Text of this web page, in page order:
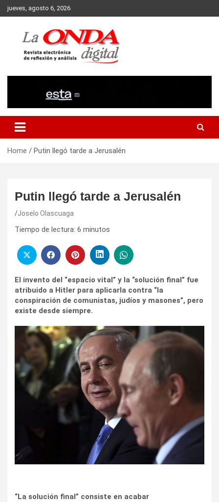
Skip
to
jueves, agosto 6, 2026
Home Putin llegó tarde a Jerusalén
Putin llegó tarde a Jerusalén
Joselo Olascuaga
Tiempo de lectura: 6 minutos
El invento del “espacio vital” y la “solución final” fue
atribuido a Hitler para aplicarla contra “la
conspiración de comunistas, judíos y masones”, pero
existe desde siempre.
“La solución final” consiste en acabar